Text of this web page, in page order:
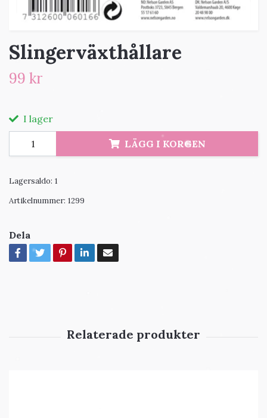
Slingerväxthållare
99 kr
I lager
LÄGG I KORGEN
Lagersaldo: 1
Artikelnummer: 1299
Dela